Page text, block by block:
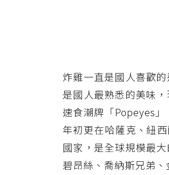
炸雞一直是國人喜歡的
是國人最熟悉的美味
速食潮牌「Popeyes
年初更在哈薩克、紐
國家，是全球規模最
碧昂絲、喬納斯兄弟